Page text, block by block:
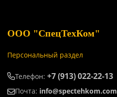
ООО "СпецТехКом"
Персональный раздел
Телефон: +7 (913) 022-22-13
Почта: info@spectehkom.com